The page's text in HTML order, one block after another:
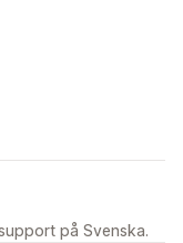
på Svenska.